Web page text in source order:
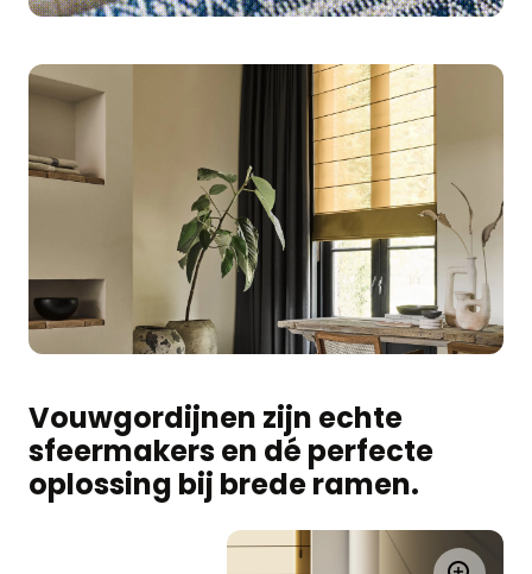
Vouwgordijnen zijn echte
sfeermakers en dé perfecte
oplossing bij brede ramen.